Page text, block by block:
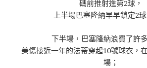
碼前推射進第2球，
上半場巴塞隆納早早鎖定2
下半場，巴塞隆納浪費了許
美傷接近一年的法蒂穿起10號球衣，
場；